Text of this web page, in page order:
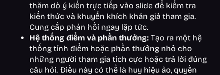
thăm dò ý kiến trực tiếp vào slide để kiểm tra
kiến thức và khuyến khích khán giả tham gia.
Cung cấp phản hồi ngay lập tức.
Hệ thống điểm và phần thưởng: Tạo ra một hệ
thống tính điểm hoặc phần thưởng nhỏ cho
những người tham gia tích cực hoặc trả lời đúng
câu hỏi. Điều này có thể là huy hiệu ảo, quyền